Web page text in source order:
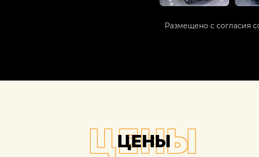
Размещено с согласия
ЦЕНЫ
ЦЕНЫ